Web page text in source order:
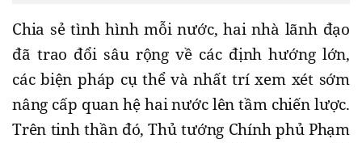
Chia sẻ tình hình mỗi nước, hai nhà lãnh đạo
đã trao đổi sâu rộng về các định hướng lớn,
các biện pháp cụ thể và nhất trí xem xét sớm
nâng cấp quan hệ hai nước lên tầm chiến lược.
Trên tinh thần đó, Thủ tướng Chính phủ Phạm